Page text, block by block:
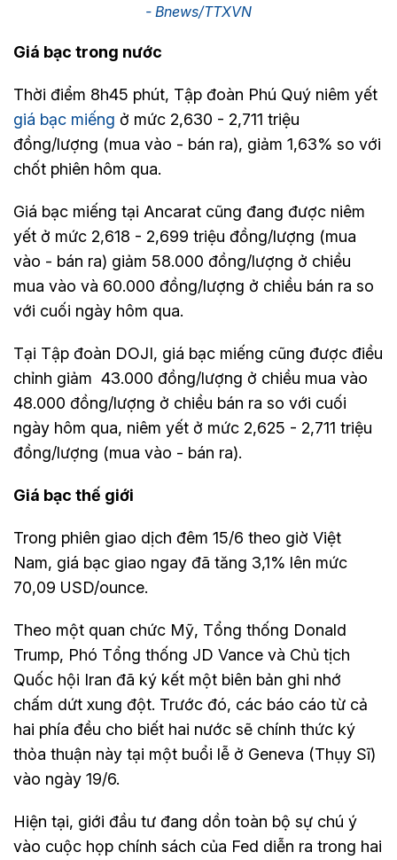
- Bnews/TTXVN
Giá bạc trong nước
Thời điểm 8h45 phút, Tập đoàn Phú Quý niêm yết
giá bạc miếng ở mức 2,630 - 2,711 triệu
đồng/lượng (mua vào - bán ra), giảm 1,63% so với
chốt phiên hôm qua.
Giá bạc miếng tại Ancarat cũng đang được niêm
yết ở mức 2,618 - 2,699 triệu đồng/lượng (mua
vào - bán ra) giảm 58.000 đồng/lượng ở chiều
mua vào và 60.000 đồng/lượng ở chiều bán ra so
với cuối ngày hôm qua.
Tại Tập đoàn DOJI, giá bạc miếng cũng được điều
chỉnh giảm 43.000 đồng/lượng ở chiều mua vào
48.000 đồng/lượng ở chiều bán ra so với cuối
ngày hôm qua, niêm yết ở mức 2,625 - 2,711 triệu
đồng/lượng (mua vào - bán ra).
Giá bạc thế giới
Trong phiên giao dịch đêm 15/6 theo giờ Việt
Nam, giá bạc giao ngay đã tăng 3,1% lên mức
70,09 USD/ounce.
Theo một quan chức Mỹ, Tổng thống Donald
Trump, Phó Tổng thống JD Vance và Chủ tịch
Quốc hội Iran đã ký kết một biên bản ghi nhớ
chấm dứt xung đột. Trước đó, các báo cáo từ cả
hai phía đều cho biết hai nước sẽ chính thức ký
thỏa thuận này tại một buổi lễ ở Geneva (Thụy Sĩ)
vào ngày 19/6.
Hiện tại, giới đầu tư đang dồn toàn bộ sự chú ý
vào cuộc họp chính sách của Fed diễn ra trong hai